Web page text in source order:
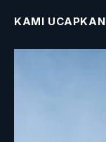
KAMI UCAPKAN